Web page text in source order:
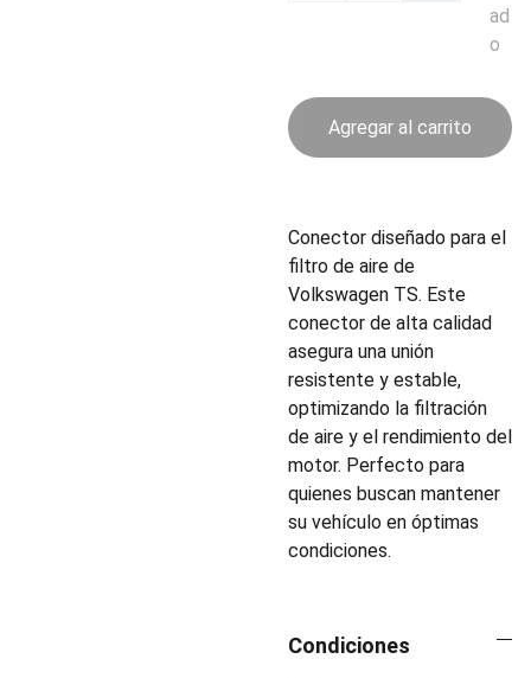
ad
o
Agregar al carrito
Conector diseñado para el
filtro de aire de
Volkswagen TS. Este
conector de alta calidad
asegura una unión
resistente y estable,
optimizando la filtración
de aire y el rendimiento del
motor. Perfecto para
quienes buscan mantener
su vehículo en óptimas
condiciones.
Condiciones